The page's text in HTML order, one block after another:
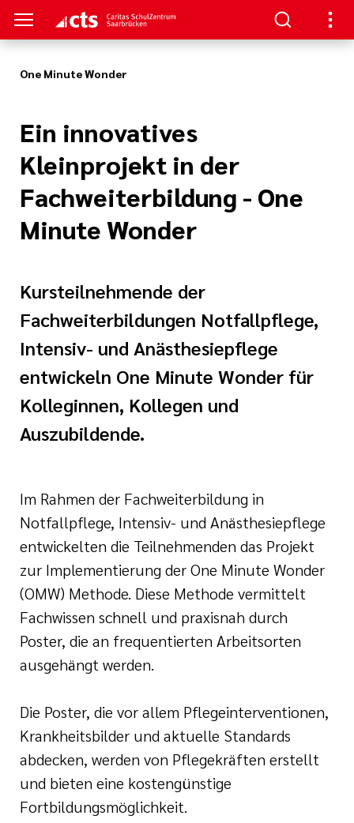
Beatmung
Palliativ
Intensiv- und
One Minute Wonder
Ein innovatives
Kleinprojekt in der
Fachweiterbildung - One
Minute Wonder
Kursteilnehmende der
Fachweiterbildungen Notfallpflege,
Intensiv- und Anästhesiepflege
entwickeln One Minute Wonder für
Kolleginnen, Kollegen und
Auszubildende.
Im Rahmen der Fachweiterbildung in
Notfallpflege, Intensiv- und Anästhesiepflege
entwickelten die Teilnehmenden das Projekt
zur Implementierung der One Minute Wonder
(OMW) Methode. Diese Methode vermittelt
Fachwissen schnell und praxisnah durch
Poster, die an frequentierten Arbeitsorten
ausgehängt werden.
Die Poster, die vor allem Pflegeinterventionen,
Krankheitsbilder und aktuelle Standards
abdecken, werden von Pflegekräften erstellt
und bieten eine kostengünstige
Fortbildungsmöglichkeit.